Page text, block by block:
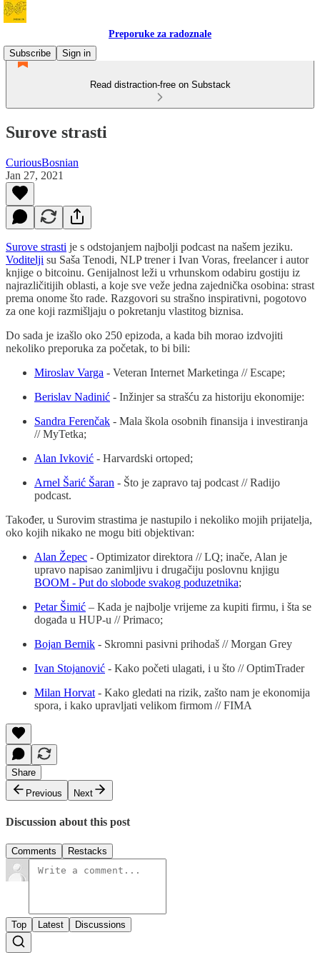
Preporuke za radoznale
Subscribe
Sign in
Read distraction-free on Substack
Surove strasti
CuriousBosnian
Jan 27, 2021
Surove strasti je s odstojanjem najbolji podcast na našem jeziku.
Voditelji su Saša Tenodi, NLP trener i Ivan Voras, freelancer i autor
knjige o bitcoinu. Genijalnost leži u vrhunskom odabiru gostiju iz
najrazličitijih oblasti, a koje sve veže jedna zajednička osobina: strast
prema onome što rade. Razgovori su strašno inspirativni, pogotovo
za one koji razmišljaju o pokretanju vlastitog biznisa.
Do sada je izašlo oko 250 epizoda, a kada bih morao izdvojiti
nekoliko preporuka za početak, to bi bili:
Miroslav Varga - Veteran Internet Marketinga // Escape;
Berislav Nadinić - Inžinjer sa strašću za historiju ekonomije:
Sandra Ferenčak - Mala škola osobnih finansija i investiranja
// MyTetka;
Alan Ivković - Harvardski ortoped;
Arnel Šarić Šaran - Što je zapravo taj podcast // Radijo
podcast.
Također, u Surovim strastima je nastupilo i nekoliko mojih prijatelja,
oko kojih nikako ne mogu biti objektivan:
Alan Žepec - Optimizator direktora // LQ; inače, Alan je
upravo napisao zanimljivu i drugačiju poslovnu knjigu
BOOM - Put do slobode svakog poduzetnika;
Petar Šimić – Kada je najbolje vrijeme za kupiti firmu, i šta se
događa u HUP-u // Primaco;
Bojan Bernik - Skromni pasivni prihodaš // Morgan Grey
Ivan Stojanović - Kako početi ulagati, i u što // OptimTrader
Milan Horvat - Kako gledati na rizik, zašto nam je ekonomija
spora, i kako upravljati velikom firmom // FIMA
Share
Previous
Next
Discussion about this post
Comments Restacks
Top Latest Discussions